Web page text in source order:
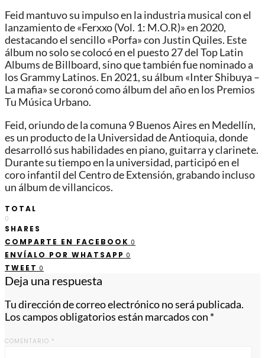
Feid mantuvo su impulso en la industria musical con el
lanzamiento de «Ferxxo (Vol. 1: M.O.R)» en 2020,
destacando el sencillo «Porfa» con Justin Quiles. Este
álbum no solo se colocó en el puesto 27 del Top Latin
Albums de Billboard, sino que también fue nominado a
los Grammy Latinos. En 2021, su álbum «Inter Shibuya –
La mafia» se coronó como álbum del año en los Premios
Tu Música Urbano.
Feid, oriundo de la comuna 9 Buenos Aires en Medellín,
es un producto de la Universidad de Antioquia, donde
desarrolló sus habilidades en piano, guitarra y clarinete.
Durante su tiempo en la universidad, participó en el
coro infantil del Centro de Extensión, grabando incluso
un álbum de villancicos.
TOTAL
0
SHARES
COMPARTE EN FACEBOOK 0
ENVÍALO POR WHATSAPP 0
TWEET 0
Deja una respuesta
Tu dirección de correo electrónico no será publicada.
Los campos obligatorios están marcados con *
COMENTARIO *